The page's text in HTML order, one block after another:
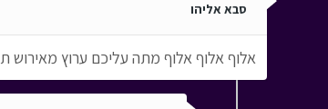
סבא אליהו
אלוף אלוף אלוף מתה עליכם ערוץ